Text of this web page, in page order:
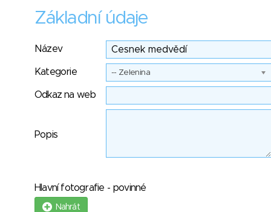
Základní údaje
Název
Kategorie -- Zelenina
Odkaz na web
Popis
Hlavní fotografie - povinné
Nahrát